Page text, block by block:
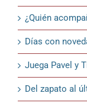
¿Quién
Días con
Juega Pavel y
Del zapato al